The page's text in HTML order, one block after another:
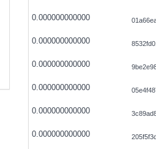
0.000000000000
0.000000000000
0.000000000000
0.000000000000
0.000000000000
0.000000000000